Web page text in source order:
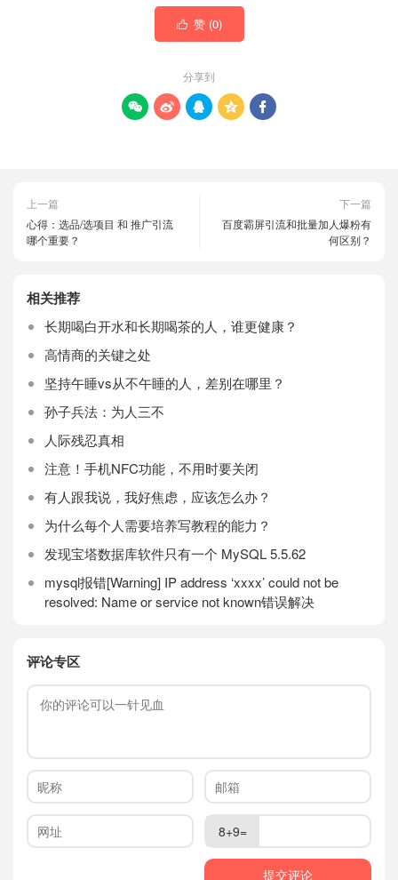
 赞 (0)
分享到
    
上一篇
心得：选品/选项目 和 推广引流
哪个重要？
下一篇
百度霸屏引流和批量加人爆粉有
何区别？
相关推荐
长期喝白开水和长期喝茶的人，谁更健康？
高情商的关键之处
坚持午睡vs从不午睡的人，差别在哪里？
孙子兵法：为人三不
人际残忍真相
注意！手机NFC功能，不用时要关闭
有人跟我说，我好焦虑，应该怎么办？
为什么每个人需要培养写教程的能力？
发现宝塔数据库软件只有一个 MySQL 5.5.62
mysql报错[Warning] IP address ‘xxxx’ could not be
resolved: Name or service not known错误解决
评论专区
8+9=